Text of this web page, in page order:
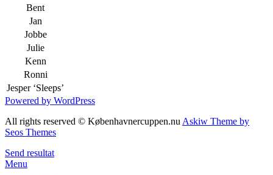
Bent
Jan
Jobbe
Julie
Kenn
Ronni
Jesper ‘Sleeps’
Powered by WordPress
All rights reserved © Københavnercuppen.nu Askiw Theme by
Seos Themes
Send resultat
Menu